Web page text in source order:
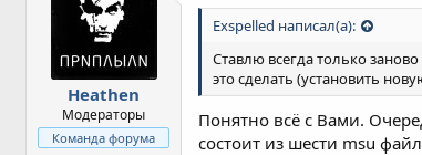
Heathen
Модераторы
Команда форума
Exspelled написал(а):
Ставлю всегда только
это сделать (установить
Понятно всё с Вами.
состоит из шести msu